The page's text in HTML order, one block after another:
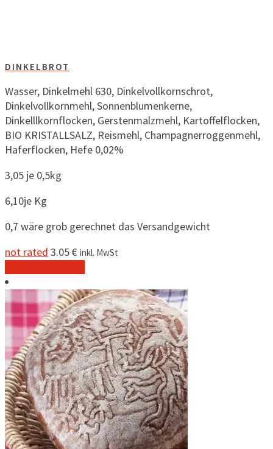
DINKELBROT
Wasser, Dinkelmehl 630, Dinkelvollkornschrot,
Dinkelvollkornmehl, Sonnenblumenkerne,
Dinkelllkornflocken, Gerstenmalzmehl, Kartoffelflocken,
BIO KRISTALLSALZ, Reismehl, Champagnerroggenmehl,
Haferflocken, Hefe 0,02%
3,05 je 0,5kg
6,10je Kg
0,7 wäre grob gerechnet das Versandgewicht
not rated 3.05€ inkl. MwSt